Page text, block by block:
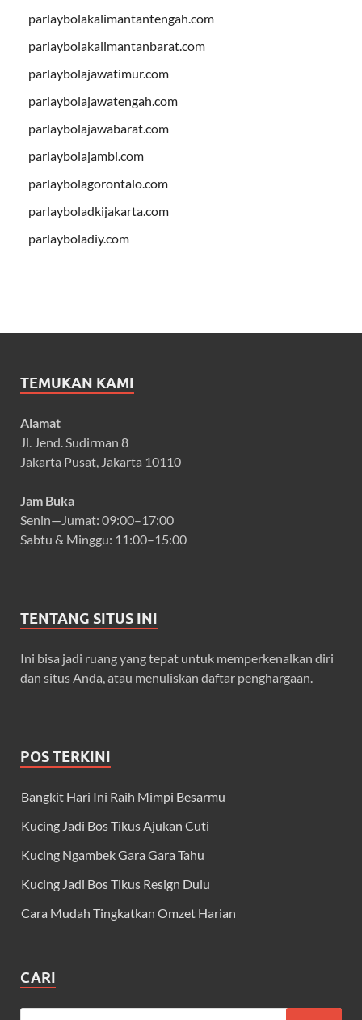
parlaybolakalimantantengah.com
parlaybolakalimantanbarat.com
parlaybolajawatimur.com
parlaybolajawatengah.com
parlaybolajawabarat.com
parlaybolajambi.com
parlaybolagorontalo.com
parlayboladkijakarta.com
parlayboladiy.com
TEMUKAN KAMI
Alamat
Jl. Jend. Sudirman 8
Jakarta Pusat, Jakarta 10110
Jam Buka
Senin—Jumat: 09:00–17:00
Sabtu & Minggu: 11:00–15:00
TENTANG SITUS INI
Ini bisa jadi ruang yang tepat untuk memperkenalkan diri
dan situs Anda, atau menuliskan daftar penghargaan.
POS TERKINI
Bangkit Hari Ini Raih Mimpi Besarmu
Kucing Jadi Bos Tikus Ajukan Cuti
Kucing Ngambek Gara Gara Tahu
Kucing Jadi Bos Tikus Resign Dulu
Cara Mudah Tingkatkan Omzet Harian
CARI